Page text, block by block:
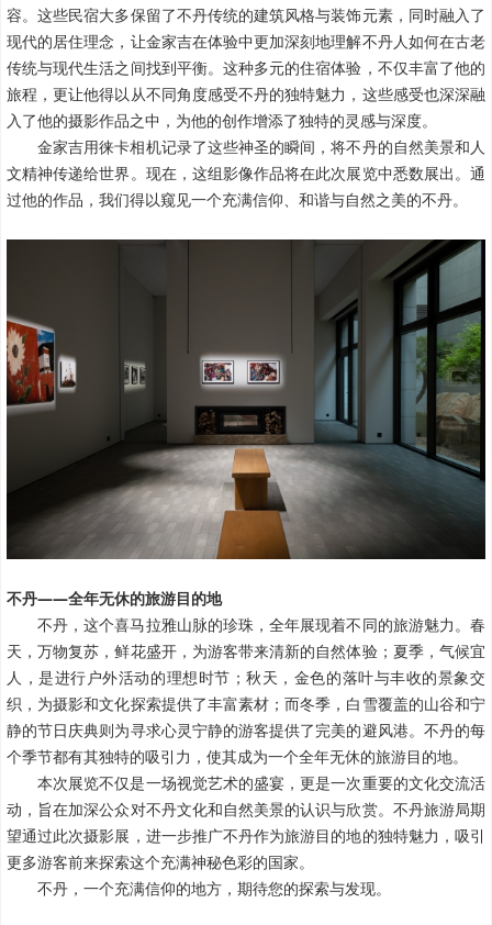
容。这些民宿大多保留了不丹传统的建筑风格与装饰元素，同时融入了
现代的居住理念，让金家吉在体验中更加深刻地理解不丹人如何在古老
传统与现代生活之间找到平衡。这种多元的住宿体验，不仅丰富了他的
旅程，更让他得以从不同角度感受不丹的独特魅力，这些感受也深深融
入了他的摄影作品之中，为他的创作增添了独特的灵感与深度。
金家吉用徕卡相机记录了这些神圣的瞬间，将不丹的自然美景和人
文精神传递给世界。现在，这组影像作品将在此次展览中悉数展出。通
过他的作品，我们得以窥见一个充满信仰、和谐与自然之美的不丹。
不丹——全年无休的旅游目的地
不丹，这个喜马拉雅山脉的珍珠，全年展现着不同的旅游魅力。春
天，万物复苏，鲜花盛开，为游客带来清新的自然体验；夏季，气候宜
人，是进行户外活动的理想时节；秋天，金色的落叶与丰收的景象交
织，为摄影和文化探索提供了丰富素材；而冬季，白雪覆盖的山谷和宁
静的节日庆典则为寻求心灵宁静的游客提供了完美的避风港。不丹的每
个季节都有其独特的吸引力，使其成为一个全年无休的旅游目的地。
本次展览不仅是一场视觉艺术的盛宴，更是一次重要的文化交流活
动，旨在加深公众对不丹文化和自然美景的认识与欣赏。不丹旅游局期
望通过此次摄影展，进一步推广不丹作为旅游目的地的独特魅力，吸引
更多游客前来探索这个充满神秘色彩的国家。
不丹，一个充满信仰的地方，期待您的探索与发现。